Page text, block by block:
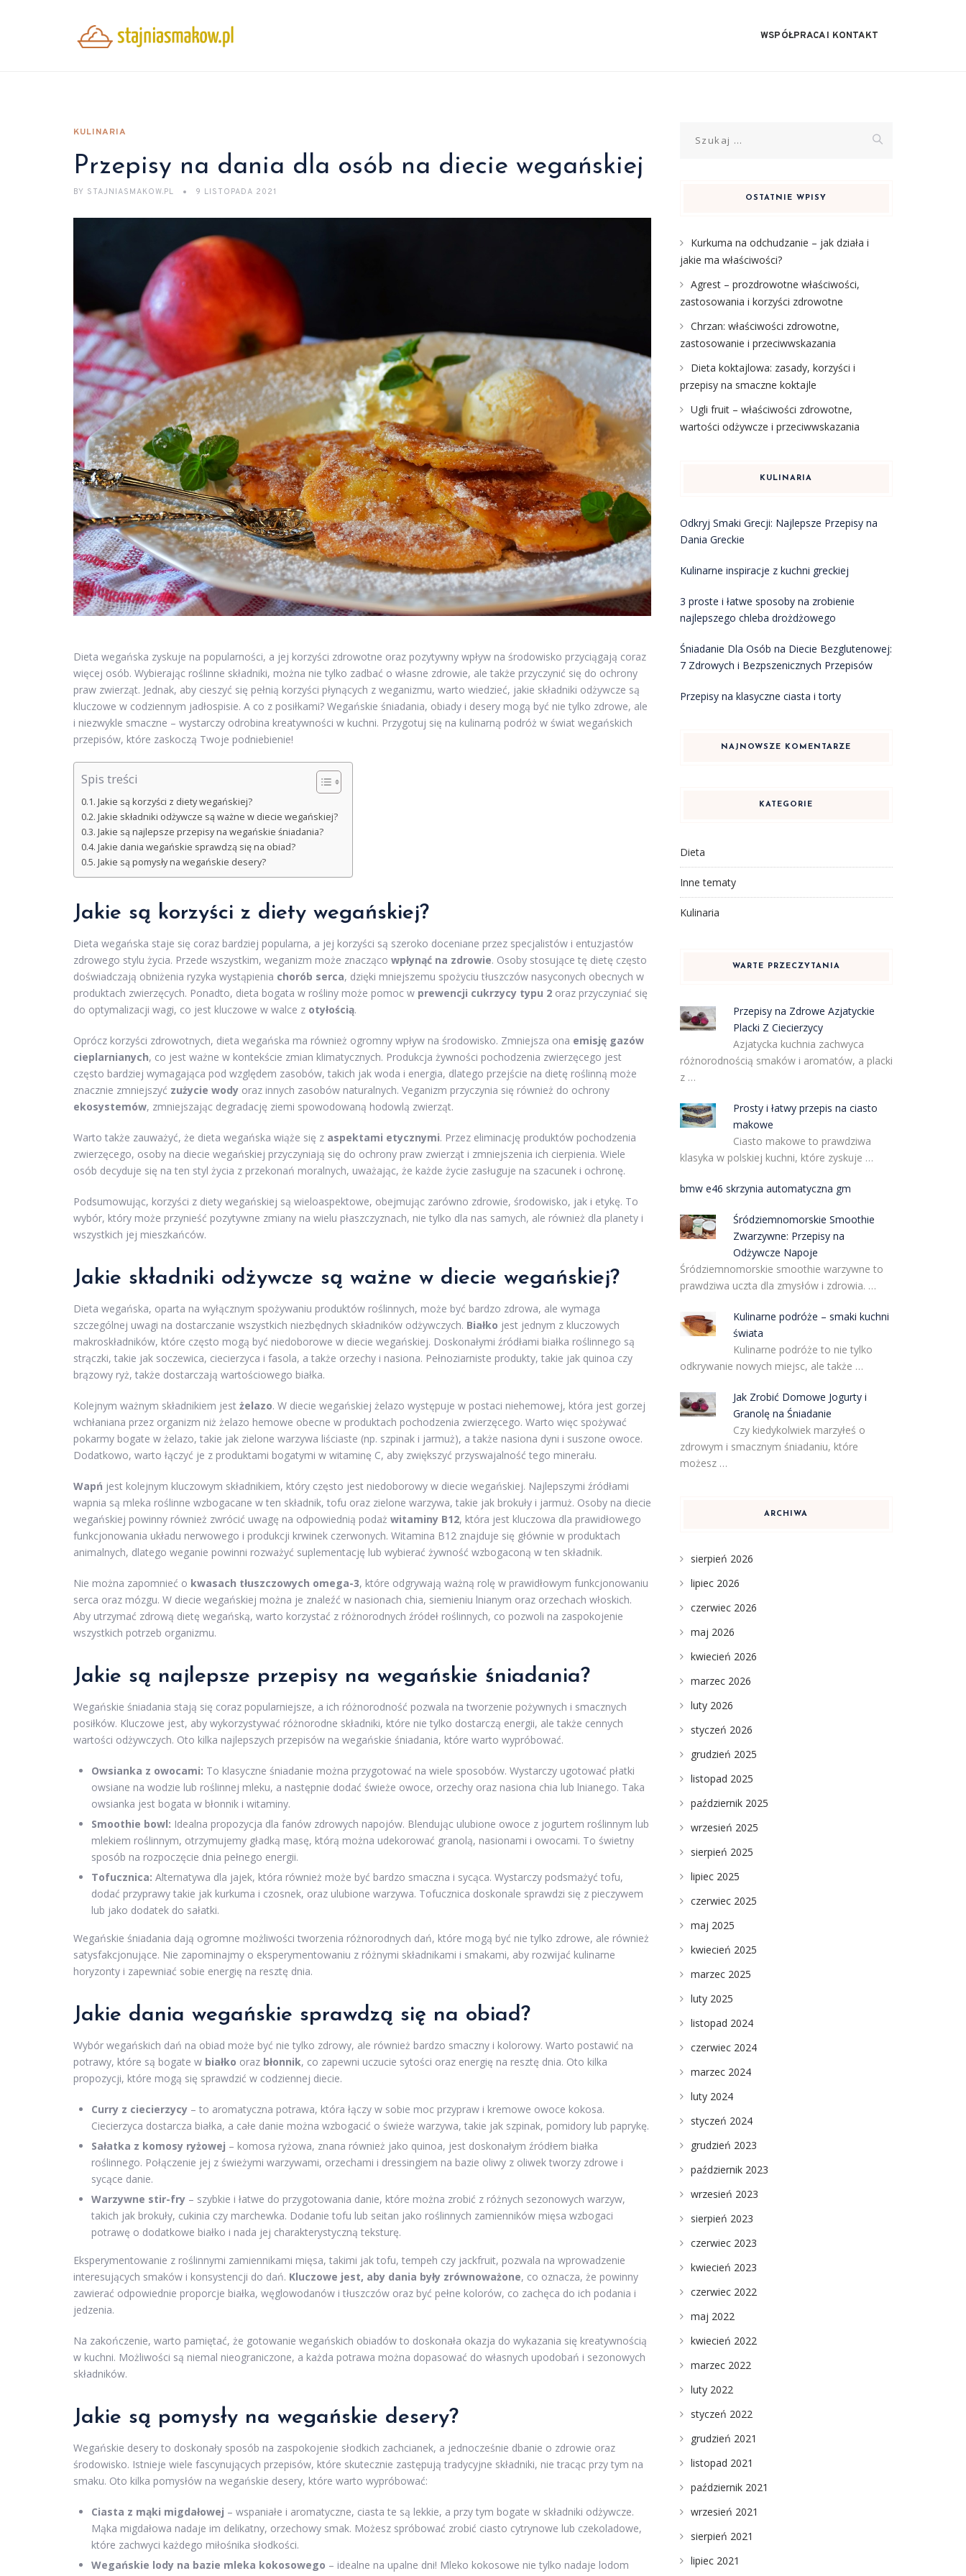
WSPÓŁPRACA I KONTAKT
KULINARIA
Przepisy na dania dla osób na diecie wegańskiej
BY STAJNIASMAKOW.PL 9 LISTOPADA 2021
Dieta wegańska zyskuje na popularności, a jej korzyści zdrowotne oraz pozytywny wpływ na środowisko przyciągają coraz
więcej osób. Wybierając roślinne składniki, można nie tylko zadbać o własne zdrowie, ale także przyczynić się do ochrony
praw zwierząt. Jednak, aby cieszyć się pełnią korzyści płynących z weganizmu, warto wiedzieć, jakie składniki odżywcze są
kluczowe w codziennym jadłospisie. A co z posiłkami? Wegańskie śniadania, obiady i desery mogą być nie tylko zdrowe, ale
i niezwykle smaczne – wystarczy odrobina kreatywności w kuchni. Przygotuj się na kulinarną podróż w świat wegańskich
przepisów, które zaskoczą Twoje podniebienie!
Spis treści
Jakie są korzyści z diety wegańskiej?
Jakie składniki odżywcze są ważne w diecie wegańskiej?
Jakie są najlepsze przepisy na wegańskie śniadania?
Jakie dania wegańskie sprawdzą się na obiad?
Jakie są pomysły na wegańskie desery?
Jakie są korzyści z diety wegańskiej?
Dieta wegańska staje się coraz bardziej popularna, a jej korzyści są szeroko doceniane przez specjalistów i entuzjastów
zdrowego stylu życia. Przede wszystkim, weganizm może znacząco wpłynąć na zdrowie. Osoby stosujące tę dietę często
doświadczają obniżenia ryzyka wystąpienia chorób serca, dzięki mniejszemu spożyciu tłuszczów nasyconych obecnych w
produktach zwierzęcych. Ponadto, dieta bogata w rośliny może pomoc w prewencji cukrzycy typu 2 oraz przyczyniać się
do optymalizacji wagi, co jest kluczowe w walce z otyłością.
Oprócz korzyści zdrowotnych, dieta wegańska ma również ogromny wpływ na środowisko. Zmniejsza ona emisję gazów
cieplarnianych, co jest ważne w kontekście zmian klimatycznych. Produkcja żywności pochodzenia zwierzęcego jest
często bardziej wymagająca pod względem zasobów, takich jak woda i energia, dlatego przejście na dietę roślinną może
znacznie zmniejszyć zużycie wody oraz innych zasobów naturalnych. Veganizm przyczynia się również do ochrony
ekosystemów, zmniejszając degradację ziemi spowodowaną hodowlą zwierząt.
Warto także zauważyć, że dieta wegańska wiąże się z aspektami etycznymi. Przez eliminację produktów pochodzenia
zwierzęcego, osoby na diecie wegańskiej przyczyniają się do ochrony praw zwierząt i zmniejszenia ich cierpienia. Wiele
osób decyduje się na ten styl życia z przekonań moralnych, uważając, że każde życie zasługuje na szacunek i ochronę.
Podsumowując, korzyści z diety wegańskiej są wieloaspektowe, obejmując zarówno zdrowie, środowisko, jak i etykę. To
wybór, który może przynieść pozytywne zmiany na wielu płaszczyznach, nie tylko dla nas samych, ale również dla planety i
wszystkich jej mieszkańców.
Jakie składniki odżywcze są ważne w diecie wegańskiej?
Dieta wegańska, oparta na wyłącznym spożywaniu produktów roślinnych, może być bardzo zdrowa, ale wymaga
szczególnej uwagi na dostarczanie wszystkich niezbędnych składników odżywczych. Białko jest jednym z kluczowych
makroskładników, które często mogą być niedoborowe w diecie wegańskiej. Doskonałymi źródłami białka roślinnego są
strączki, takie jak soczewica, ciecierzyca i fasola, a także orzechy i nasiona. Pełnoziarniste produkty, takie jak quinoa czy
brązowy ryż, także dostarczają wartościowego białka.
Kolejnym ważnym składnikiem jest żelazo. W diecie wegańskiej żelazo występuje w postaci niehemowej, która jest gorzej
wchłaniana przez organizm niż żelazo hemowe obecne w produktach pochodzenia zwierzęcego. Warto więc spożywać
pokarmy bogate w żelazo, takie jak zielone warzywa liściaste (np. szpinak i jarmuż), a także nasiona dyni i suszone owoce.
Dodatkowo, warto łączyć je z produktami bogatymi w witaminę C, aby zwiększyć przyswajalność tego minerału.
Wapń jest kolejnym kluczowym składnikiem, który często jest niedoborowy w diecie wegańskiej. Najlepszymi źródłami
wapnia są mleka roślinne wzbogacane w ten składnik, tofu oraz zielone warzywa, takie jak brokuły i jarmuż. Osoby na diecie
wegańskiej powinny również zwrócić uwagę na odpowiednią podaż witaminy B12, która jest kluczowa dla prawidłowego
funkcjonowania układu nerwowego i produkcji krwinek czerwonych. Witamina B12 znajduje się głównie w produktach
animalnych, dlatego weganie powinni rozważyć suplementację lub wybierać żywność wzbogaconą w ten składnik.
Nie można zapomnieć o kwasach tłuszczowych omega-3, które odgrywają ważną rolę w prawidłowym funkcjonowaniu
serca oraz mózgu. W diecie wegańskiej można je znaleźć w nasionach chia, siemieniu lnianym oraz orzechach włoskich.
Aby utrzymać zdrową dietę wegańską, warto korzystać z różnorodnych źródeł roślinnych, co pozwoli na zaspokojenie
wszystkich potrzeb organizmu.
Jakie są najlepsze przepisy na wegańskie śniadania?
Wegańskie śniadania stają się coraz popularniejsze, a ich różnorodność pozwala na tworzenie pożywnych i smacznych
posiłków. Kluczowe jest, aby wykorzystywać różnorodne składniki, które nie tylko dostarczą energii, ale także cennych
wartości odżywczych. Oto kilka najlepszych przepisów na wegańskie śniadania, które warto wypróbować.
Owsianka z owocami: To klasyczne śniadanie można przygotować na wiele sposobów. Wystarczy ugotować płatki
owsiane na wodzie lub roślinnej mleku, a następnie dodać świeże owoce, orzechy oraz nasiona chia lub lnianego. Taka
owsianka jest bogata w błonnik i witaminy.
Smoothie bowl: Idealna propozycja dla fanów zdrowych napojów. Blendując ulubione owoce z jogurtem roślinnym lub
mlekiem roślinnym, otrzymujemy gładką masę, którą można udekorować granolą, nasionami i owocami. To świetny
sposób na rozpoczęcie dnia pełnego energii.
Tofucznica: Alternatywa dla jajek, która również może być bardzo smaczna i sycąca. Wystarczy podsmażyć tofu,
dodać przyprawy takie jak kurkuma i czosnek, oraz ulubione warzywa. Tofucznica doskonale sprawdzi się z pieczywem
lub jako dodatek do sałatki.
Wegańskie śniadania dają ogromne możliwości tworzenia różnorodnych dań, które mogą być nie tylko zdrowe, ale również
satysfakcjonujące. Nie zapominajmy o eksperymentowaniu z różnymi składnikami i smakami, aby rozwijać kulinarne
horyzonty i zapewniać sobie energię na resztę dnia.
Jakie dania wegańskie sprawdzą się na obiad?
Wybór wegańskich dań na obiad może być nie tylko zdrowy, ale również bardzo smaczny i kolorowy. Warto postawić na
potrawy, które są bogate w białko oraz błonnik, co zapewni uczucie sytości oraz energię na resztę dnia. Oto kilka
propozycji, które mogą się sprawdzić w codziennej diecie.
Curry z ciecierzycy – to aromatyczna potrawa, która łączy w sobie moc przypraw i kremowe owoce kokosa.
Ciecierzyca dostarcza białka, a całe danie można wzbogacić o świeże warzywa, takie jak szpinak, pomidory lub paprykę.
Sałatka z komosy ryżowej – komosa ryżowa, znana również jako quinoa, jest doskonałym źródłem białka
roślinnego. Połączenie jej z świeżymi warzywami, orzechami i dressingiem na bazie oliwy z oliwek tworzy zdrowe i
sycące danie.
Warzywne stir-fry – szybkie i łatwe do przygotowania danie, które można zrobić z różnych sezonowych warzyw,
takich jak brokuły, cukinia czy marchewka. Dodanie tofu lub seitan jako roślinnych zamienników mięsa wzbogaci
potrawę o dodatkowe białko i nada jej charakterystyczną teksturę.
Eksperymentowanie z roślinnymi zamiennikami mięsa, takimi jak tofu, tempeh czy jackfruit, pozwala na wprowadzenie
interesujących smaków i konsystencji do dań. Kluczowe jest, aby dania były zrównoważone, co oznacza, że powinny
zawierać odpowiednie proporcje białka, węglowodanów i tłuszczów oraz być pełne kolorów, co zachęca do ich podania i
jedzenia.
Na zakończenie, warto pamiętać, że gotowanie wegańskich obiadów to doskonała okazja do wykazania się kreatywnością
w kuchni. Możliwości są niemal nieograniczone, a każda potrawa można dopasować do własnych upodobań i sezonowych
składników.
Jakie są pomysły na wegańskie desery?
Wegańskie desery to doskonały sposób na zaspokojenie słodkich zachcianek, a jednocześnie dbanie o zdrowie oraz
środowisko. Istnieje wiele fascynujących przepisów, które skutecznie zastępują tradycyjne składniki, nie tracąc przy tym na
smaku. Oto kilka pomysłów na wegańskie desery, które warto wypróbować:
Ciasta z mąki migdałowej – wspaniałe i aromatyczne, ciasta te są lekkie, a przy tym bogate w składniki odżywcze.
Mąka migdałowa nadaje im delikatny, orzechowy smak. Możesz spróbować zrobić ciasto cytrynowe lub czekoladowe,
które zachwyci każdego miłośnika słodkości.
Wegańskie lody na bazie mleka kokosowego – idealne na upalne dni! Mleko kokosowe nie tylko nadaje lodom
OSTATNIE WPISY
Kurkuma na odchudzanie – jak działa i
jakie ma właściwości?
Agrest – prozdrowotne właściwości,
zastosowania i korzyści zdrowotne
Chrzan: właściwości zdrowotne,
zastosowanie i przeciwwskazania
Dieta koktajlowa: zasady, korzyści i
przepisy na smaczne koktajle
Ugli fruit – właściwości zdrowotne,
wartości odżywcze i przeciwwskazania
KULINARIA
Odkryj Smaki Grecji: Najlepsze Przepisy na
Dania Greckie
Kulinarne inspiracje z kuchni greckiej
3 proste i łatwe sposoby na zrobienie
najlepszego chleba drożdżowego
Śniadanie Dla Osób na Diecie Bezglutenowej:
7 Zdrowych i Bezpszenicznych Przepisów
Przepisy na klasyczne ciasta i torty
NAJNOWSZE KOMENTARZE
KATEGORIE
Dieta
Inne tematy
Kulinaria
WARTE PRZECZYTANIA
Przepisy na Zdrowe Azjatyckie
Placki Z Ciecierzycy
Azjatycka kuchnia zachwyca
różnorodnością smaków i aromatów, a placki
z …
Prosty i łatwy przepis na ciasto
makowe
Ciasto makowe to prawdziwa
klasyka w polskiej kuchni, które zyskuje …
bmw e46 skrzynia automatyczna gm
Śródziemnomorskie Smoothie
Zwarzywne: Przepisy na
Odżywcze Napoje
Śródziemnomorskie smoothie warzywne to
prawdziwa uczta dla zmysłów i zdrowia. …
Kulinarne podróże – smaki kuchni
świata
Kulinarne podróże to nie tylko
odkrywanie nowych miejsc, ale także …
Jak Zrobić Domowe Jogurty i
Granolę na Śniadanie
Czy kiedykolwiek marzyłeś o
zdrowym i smacznym śniadaniu, które
możesz …
ARCHIWA
sierpień 2026
lipiec 2026
czerwiec 2026
maj 2026
kwiecień 2026
marzec 2026
luty 2026
styczeń 2026
grudzień 2025
listopad 2025
październik 2025
wrzesień 2025
sierpień 2025
lipiec 2025
czerwiec 2025
maj 2025
kwiecień 2025
marzec 2025
luty 2025
listopad 2024
czerwiec 2024
marzec 2024
luty 2024
styczeń 2024
grudzień 2023
październik 2023
wrzesień 2023
sierpień 2023
czerwiec 2023
kwiecień 2023
czerwiec 2022
maj 2022
kwiecień 2022
marzec 2022
luty 2022
styczeń 2022
grudzień 2021
listopad 2021
październik 2021
wrzesień 2021
sierpień 2021
lipiec 2021